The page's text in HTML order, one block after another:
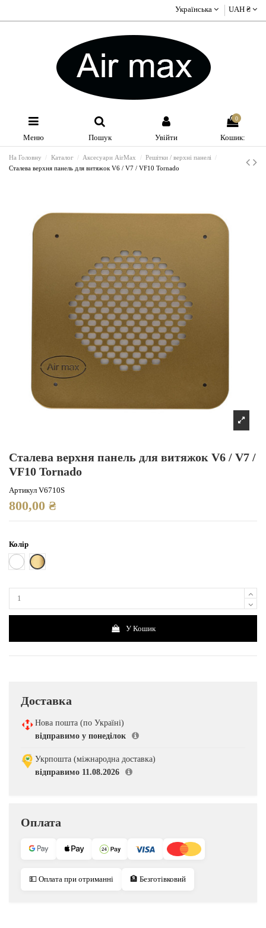
Українська UAH ₴
Меню Пошук Увійти
0
Кошик:
На Головну Каталог Аксесуари AirMax
Решітки / верхні панелі
Сталевa верхня панель для витяжок V6 / V7 / VF10 Tornado
Сталевa верхня панель для витяжок V6 / V7 /
VF10 Tornado
Артикул V6710S
800,00 ₴
Колір
Білий
Позолочена
У Кошик
Доставка
Нова пошта (по Україні)
відправимо у понеділок
Укрпошта (міжнародна доставка)
відправимо 11.08.2026
Оплата
💵 Оплата при отриманні 🏦 Безготівковий